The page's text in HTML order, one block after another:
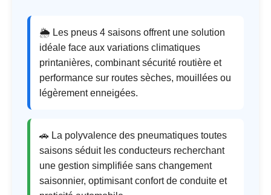
🌦️ Les pneus 4 saisons offrent une solution
idéale face aux variations climatiques
printanières, combinant sécurité routière et
performance sur routes sèches, mouillées ou
légèrement enneigées.
🚗 La polyvalence des pneumatiques toutes
saisons séduit les conducteurs recherchant
une gestion simplifiée sans changement
saisonnier, optimisant confort de conduite et